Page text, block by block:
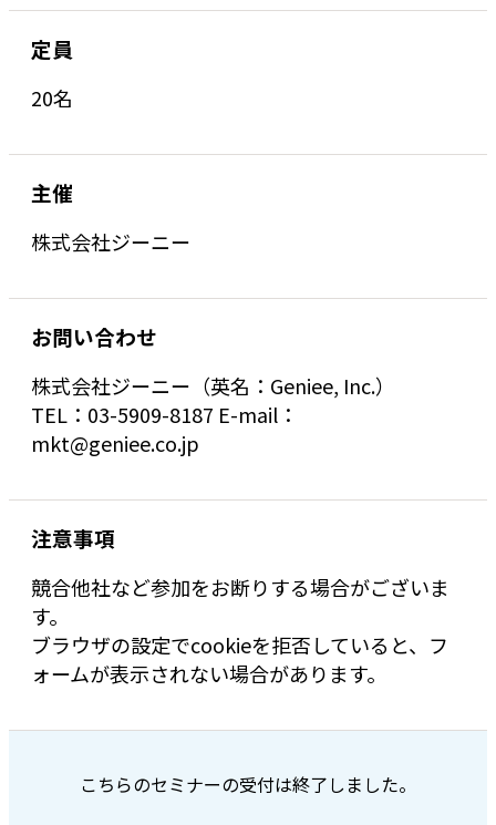
定員
20名
主催
株式会社ジーニー
お問い合わせ
株式会社ジーニー（英名：Geniee, Inc.）
TEL：03-5909-8187 E-mail：
mkt@geniee.co.jp
注意事項
競合他社など参加をお断りする場合がございま
す。
ブラウザの設定でcookieを拒否していると、フ
ォームが表示されない場合があります。
こちらのセミナーの受付は終了しました。